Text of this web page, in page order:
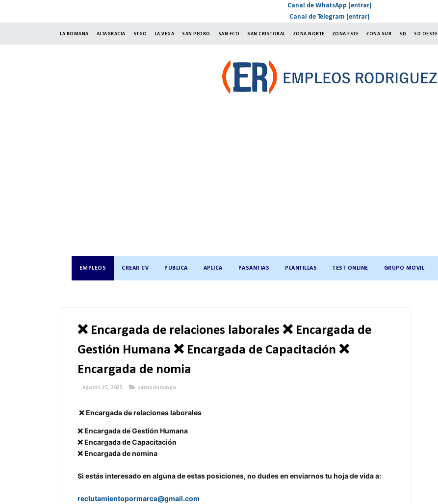
Canal de WhatsApp (entrar)
Canal de Telegram (entrar)
LA ROMANA ALTAGRACIA STGO LA VEGA SAN PEDRO SAN FCO SAN CRISTOBAL ZONA NORTE ZONA ESTE ZONA SUR SD SD OESTE
EMPLEOS CREAR CV PUBLICA APLICA PASANTIAS PLANTILLAS TEST ONLINE GRUPO MOVIL
❌ Encargada de relaciones laborales ❌ Encargada de
Gestión Humana ❌ Encargada de Capacitación ❌
Encargada de nomia
agosto 25, 2025 santodomingo
❌ Encargada de relaciones laborales
❌ Encargada de Gestión Humana
❌ Encargada de Capacitación
❌ Encargada de nomina
Si estás interesado en alguna de estas posiciones, no dudes en enviarnos tu hoja de vida a:
reclutamientopormarca@gmail.com